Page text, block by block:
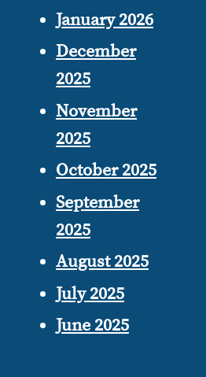
January 2026
December
2025
November
2025
October 2025
September
2025
August 2025
July 2025
June 2025